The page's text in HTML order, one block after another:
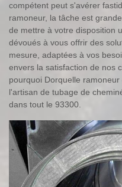
compétent peut s'avérer
ramoneur, la tâche est
de mettre à votre disposition
dévoués à vous offrir des
mesure, adaptées à vos
envers la satisfaction de nos
pourquoi Dorquelle
l'artisan de tubage de
dans tout le 93300.